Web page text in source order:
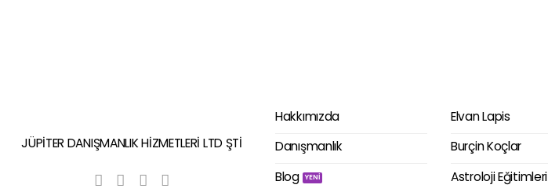
JÜPİTER DANIŞMANLIK HİZMETLERİ LTD ŞTİ
Hakkımızda
Danışmanlık
Blog
Elvan Lapis
Burçin Koçlar
Astroloji Eğitimleri